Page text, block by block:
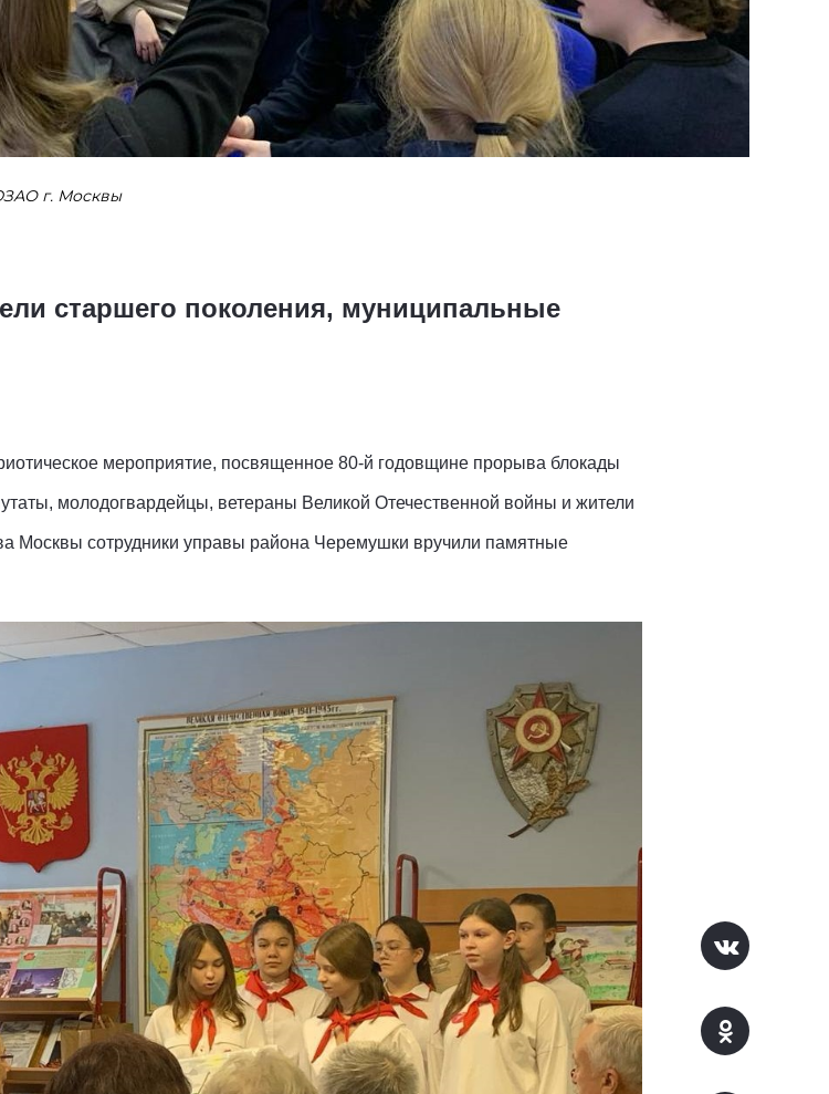
г. Москвы
старшего поколения, муниципальные
мероприятие, посвященное 80-й годовщине прорыва блокады
молодогвардейцы, ветераны Великой Отечественной войны и жители
Москвы сотрудники управы района Черемушки вручили памятные